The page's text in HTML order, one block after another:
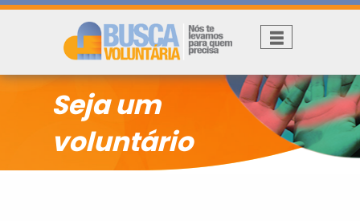
Seja um
voluntário